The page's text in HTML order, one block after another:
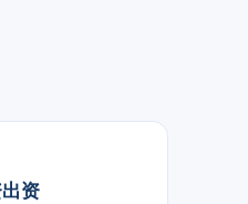
资